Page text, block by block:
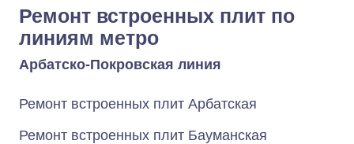
Ремонт встроенных плит по
линиям метро
Арбатско-Покровская линия
Ремонт встроенных плит Арбатская
Ремонт встроенных плит Бауманская